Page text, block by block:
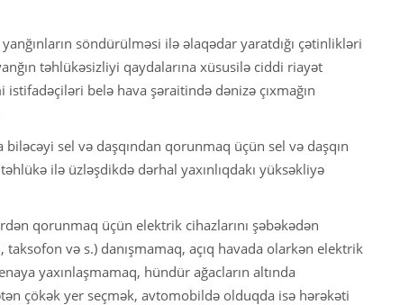
söndürülməsi ilə əlaqədar yaratdığı çətinlikləri
təhlükəsizliyi qaydalarına xüsusilə ciddi riayət
belə hava şəraitində dənizə çıxmağın
biləcəyi sel və daşqından qorunmaq üçün sel və daşqın
ilə üzləşdikdə dərhal yaxınlıqdakı yüksəkliyə
qorunmaq üçün elektrik cihazlarını şəbəkədən
və s.) danışmamaq, açıq havada olarkən elektrik
yaxınlaşmamaq, hündür ağacların altında
çökək yer seçmək, avtomobildə olduqda isə hərəkəti